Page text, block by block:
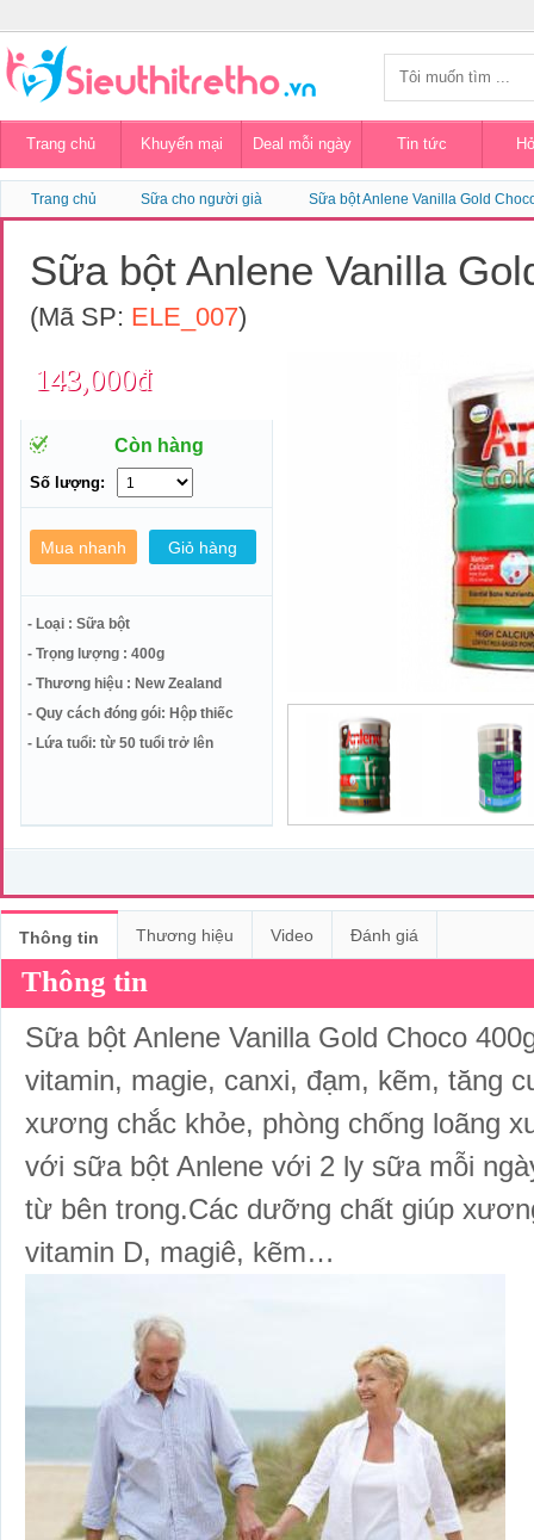
Trang chủ Khuyến mại Deal mỗi ngày Tin tức
Trang chủ Sữa cho người già Sữa bột Anlene Vanilla Gold
Sữa bột Anlene Vanilla
(Mã SP: ELE_007)
143,000đ
Còn hàng
Số lượng:
- Loại : Sữa bột
- Trọng lượng : 400g
- Thương hiệu : New Zealand
- Quy cách đóng gói: Hộp thiếc
- Lứa tuổi: từ 50 tuổi trở lên
Thông tin Thương hiệu Video Đánh giá
Thông tin
Sữa bột Anlene Vanilla Gold Choco
vitamin, magie, canxi, đạm, kẽm, tăng
xương chắc khỏe, phòng chống loãng
với sữa bột Anlene với 2 ly sữa mỗi
từ bên trong.Các dưỡng chất giúp
vitamin D, magiê, kẽm…